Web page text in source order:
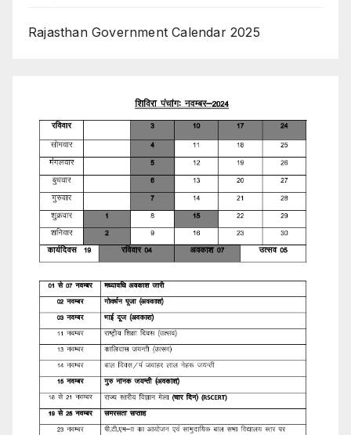
Rajasthan Government Calendar 2025